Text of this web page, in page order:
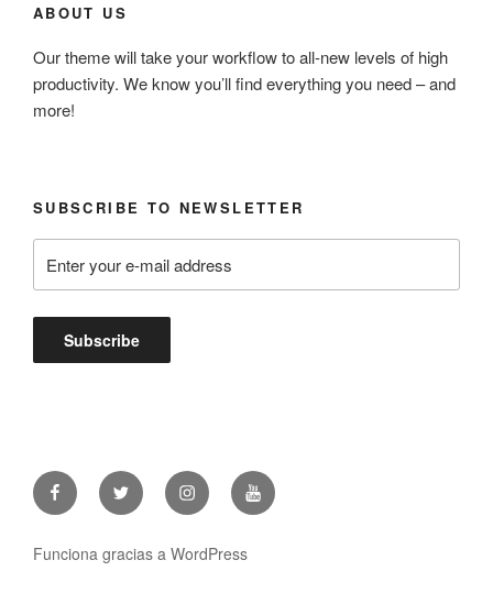
ABOUT US
Our theme will take your workflow to all-new levels of high
productivity. We know you’ll find everything you need – and
more!
SUBSCRIBE TO NEWSLETTER
FacebookTwitter InstagramYoutube
Funciona gracias a WordPress